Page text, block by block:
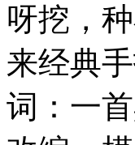
呀挖，
来经典
词：一